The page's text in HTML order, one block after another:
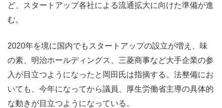
ど、スタートアップ各社による流通拡大に向けた準備が進
む。
2020年を境に国内でもスタートアップの設立が増え、味
の素、明治ホールディングス、三菱商事など大手企業の参
入が目立つようになったと岡田氏は指摘する。法整備にお
いても、今年になってから議員、厚生労働省主導の具体的
な動きが目立つようになっている。